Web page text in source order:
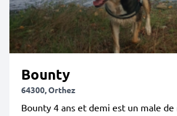
Bounty
64300, Orthez
Bounty 4 ans et demi est un male de